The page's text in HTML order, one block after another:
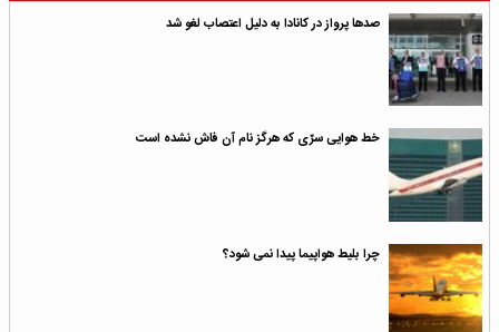
صد‌ها پرواز در کانادا به دلیل اعتصاب لغو شد
خط هوایی سرّی که هرگز نام آن فاش نشده است
چرا بلیط هواپیما پیدا نمی شود؟